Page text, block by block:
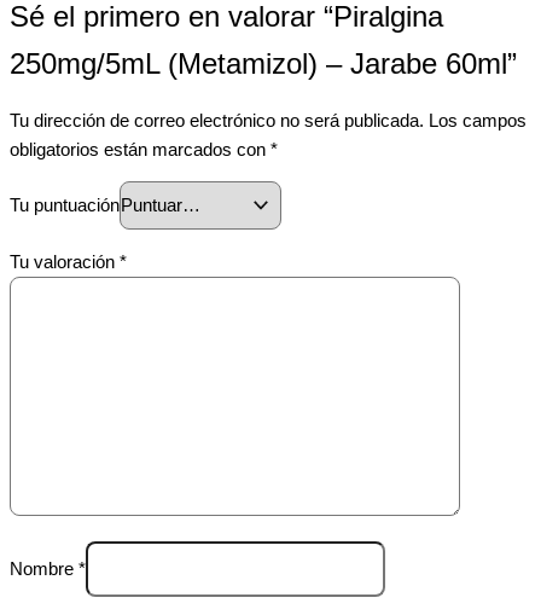
Sé el primero en valorar “Piralgina
250mg/5mL (Metamizol) – Jarabe 60ml”
Tu dirección de correo electrónico no será publicada. Los campos
obligatorios están marcados con *
Tu puntuación
Tu valoración *
Nombre *